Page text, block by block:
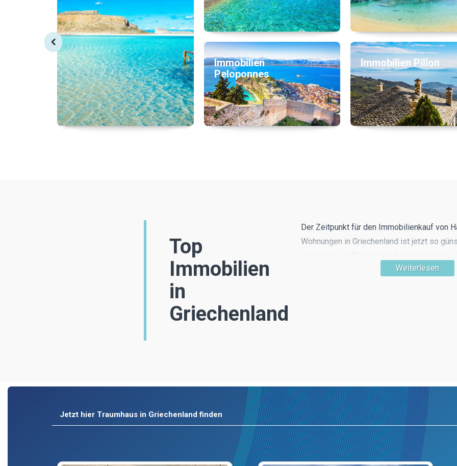
Immobilien
Peloponnes
Immobilien Pilion
Top
Immobilien
in
Griechenland
Der Zeitpunkt für den Immobilienkauf von
Wohnungen in Griechenland ist jetzt so
südeuropäischen Ländern am günstigsten
Weiterlesen
Jetzt hier Traumhaus in Griechenland finden